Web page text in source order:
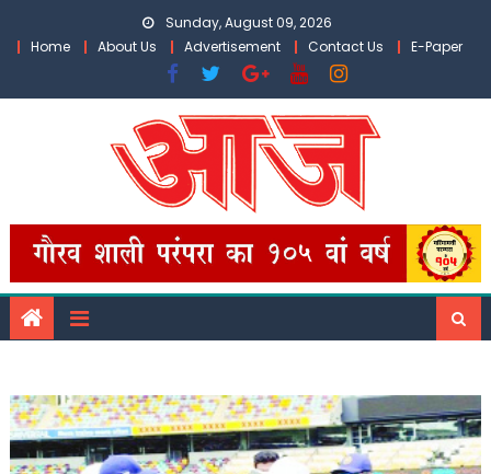
Sunday, August 09, 2026
Home
About Us Advertisement Contact Us E-Paper